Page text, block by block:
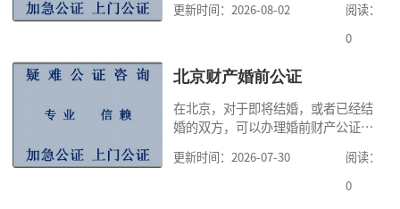
高公证事项的效力，固定证据，但是
很多人不知道在北京办理公证需要多
家，办理公证的时候除了需要按照公
道北京公证需要什么材料,北京公证需
要多少钱？北京公
更新时间：2026-08-02
阅读：
0
北京财产婚前公证
在北京，对于即将结婚，或者已经结
婚的双方，可以办理婚前财产公证，
式，可以避免个人财产引发的纠纷，
但是，在北京办理婚前财产公证，除
更新时间：2026-07-30
阅读：
0